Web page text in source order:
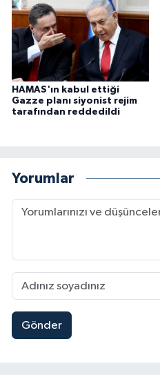
HAMAS'ın kabul ettiği
Gazze planı siyonist rejim
tarafından reddedildi
Yorumlar
Gönder